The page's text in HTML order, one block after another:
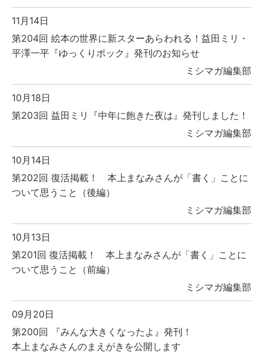
11月14日
第204回 絵本の世界に新スターあらわれる！益田ミリ・
平澤一平『ゆっくりポック』発刊のお知らせ
ミシマガ編集部
10月18日
第203回 益田ミリ『中年に飽きた夜は』発刊しました！
ミシマガ編集部
10月14日
第202回 復活掲載！ 本上まなみさんが「書く」ことに
ついて思うこと（後編）
ミシマガ編集部
10月13日
第201回 復活掲載！ 本上まなみさんが「書く」ことに
ついて思うこと（前編）
ミシマガ編集部
09月20日
第200回 『みんな大きくなったよ』発刊！
本上まなみさんのまえがきを公開します